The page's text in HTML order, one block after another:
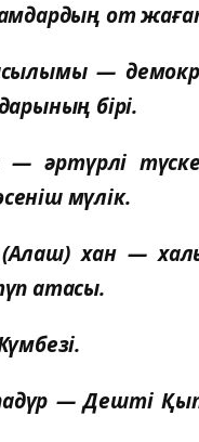
от
—
бірі.
түске
мүлік.
хан — халық
атасы.
— Дешті